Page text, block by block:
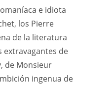
e idiota
los Pierre
de la literatura
extravagantes de
de Monsieur
ingenua de